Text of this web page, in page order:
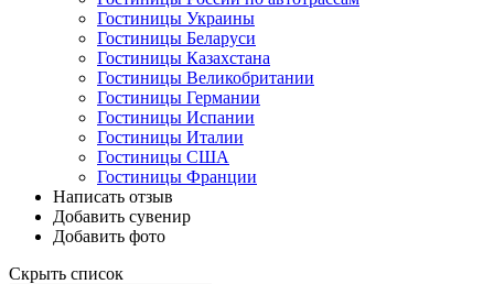
Гостиницы Украины
Гостиницы Беларуси
Гостиницы Казахстана
Гостиницы Великобритании
Гостиницы Германии
Гостиницы Испании
Гостиницы Италии
Гостиницы США
Гостиницы Франции
Написать отзыв
Добавить сувенир
Добавить фото
Скрыть список